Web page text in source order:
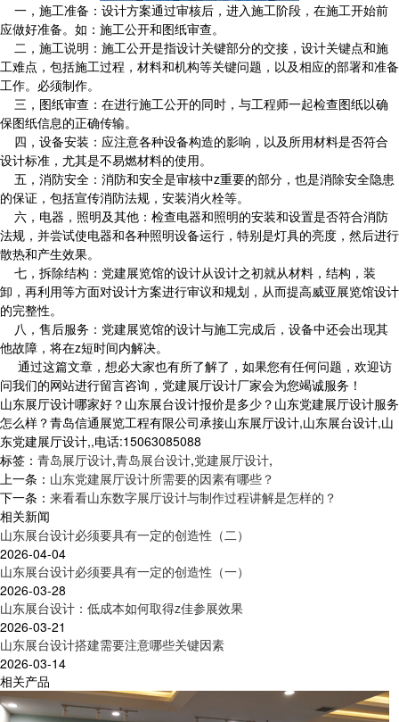
一，施工准备：设计方案通过审核后，进入施工阶段，在施工开始前
应做好准备。如：施工公开和图纸审查。
二，施工说明：施工公开是指设计关键部分的交接，设计关键点和施
工难点，包括施工过程，材料和机构等关键问题，以及相应的部署和准备
工作。必须制作。
三，图纸审查：在进行施工公开的同时，与工程师一起检查图纸以确
保图纸信息的正确传输。
四，设备安装：应注意各种设备构造的影响，以及所用材料是否符合
设计标准，尤其是不易燃材料的使用。
五，消防安全：消防和安全是审核中z重要的部分，也是消除安全隐患
的保证，包括宣传消防法规，安装消火栓等。
六，电器，照明及其他：检查电器和照明的安装和设置是否符合消防
法规，并尝试使电器和各种照明设备运行，特别是灯具的亮度，然后进行
散热和产生效果。
七，拆除结构：党建展览馆的设计从设计之初就从材料，结构，装
卸，再利用等方面对设计方案进行审议和规划，从而提高威亚展览馆设计
的完整性。
八，售后服务：党建展览馆的设计与施工完成后，设备中还会出现其
他故障，将在z短时间内解决。
通过这篇文章，想必大家也有所了解了，如果您有任何问题，欢迎访
问我们的网站进行留言咨询，党建展厅设计厂家会为您竭诚服务！
山东展厅设计哪家好？山东展台设计报价是多少？山东党建展厅设计服务
怎么样？青岛信通展览工程有限公司承接山东展厅设计,山东展台设计,山
东党建展厅设计,,电话:15063085088
标签： 青岛展厅设计,青岛展台设计,党建展厅设计,
上一条： 山东党建展厅设计所需要的因素有哪些？
下一条： 来看看山东数字展厅设计与制作过程讲解是怎样的？
相关新闻
山东展台设计必须要具有一定的创造性（二）
2026-04-04
山东展台设计必须要具有一定的创造性（一）
2026-03-28
山东展台设计：低成本如何取得z佳参展效果
2026-03-21
山东展台设计搭建需要注意哪些关键因素
2026-03-14
相关产品